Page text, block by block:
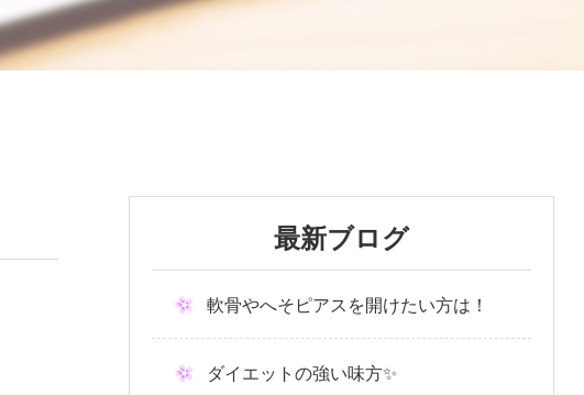
最新ブログ
軟骨やへそピアスを開けたい方は！
ダイエットの強い味方✨